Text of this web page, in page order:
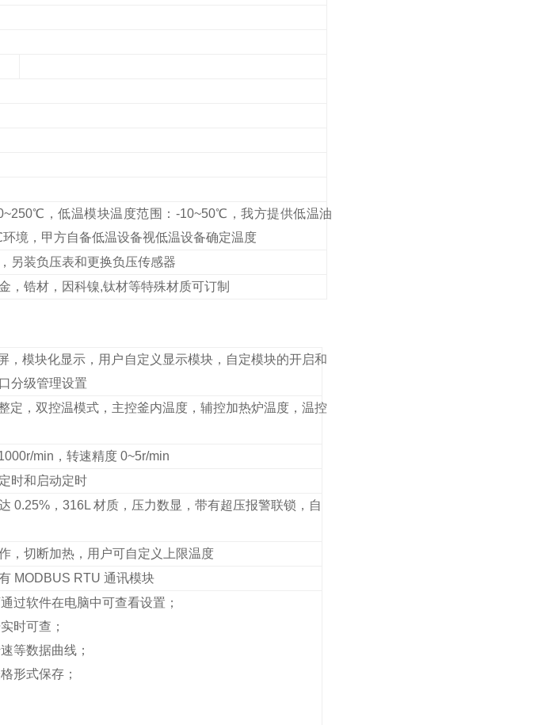
，低温模块温度范围：-10~50℃，我方提供低温油
境，甲方自备低温设备视低温设备确定温度
另装负压表和更换负压传感器
，锆材，因科镍,钛材等特殊材质可订制
，模块化显示，用户自定义显示模块，自定模块的开启和
分级管理设置
定，双控温模式，主控釜内温度，辅控加热炉温度，温控
min，转速精度 0~5r/min
时和启动定时
0.25%，316L 材质，压力数显，带有超压报警联锁，自
，切断加热，用户可自定义上限温度
MODBUS RTU 通讯模块
过软件在电脑中可查看设置；
时可查；
等数据曲线；
形式保存；